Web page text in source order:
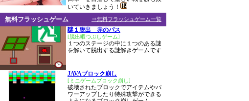
いていきましょう！
⇒無料フラッシュゲーム一覧
無料フラッシュゲーム
謎１脱出 赤のパス
[脱出暇つぶしゲーム]
１つのステージの中に１つのある謎
を解いて脱出する謎解きゲームです
JAVAブロック崩し
[ミニゲームブロック崩し]
破壊されたブロックでアイテムやパ
ワーアップしたり特殊攻撃ができる